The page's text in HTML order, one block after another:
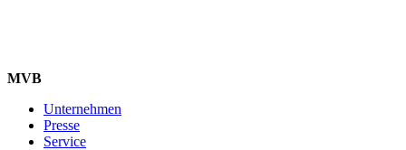
MVB
Unternehmen
Presse
Service